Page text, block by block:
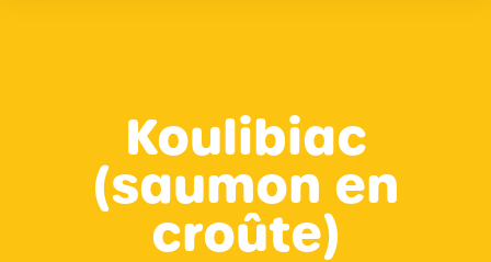
Koulibiac
(saumon en
croûte)